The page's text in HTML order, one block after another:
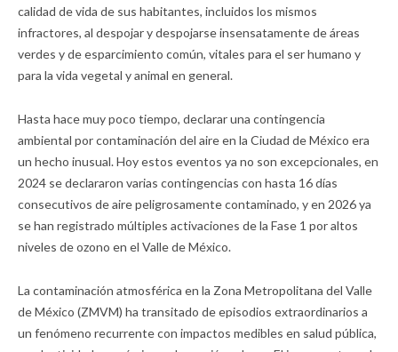
calidad de vida de sus habitantes, incluidos los mismos
infractores, al despojar y despojarse insensatamente de áreas
verdes y de esparcimiento común, vitales para el ser humano y
para la vida vegetal y animal en general.
Hasta hace muy poco tiempo, declarar una contingencia
ambiental por contaminación del aire en la Ciudad de México era
un hecho inusual. Hoy estos eventos ya no son excepcionales, en
2024 se declararon varias contingencias con hasta 16 días
consecutivos de aire peligrosamente contaminado, y en 2026 ya
se han registrado múltiples activaciones de la Fase 1 por altos
niveles de ozono en el Valle de México.
La contaminación atmosférica en la Zona Metropolitana del Valle
de México (ZMVM) ha transitado de episodios extraordinarios a
un fenómeno recurrente con impactos medibles en salud pública,